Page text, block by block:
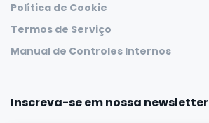
Política de Cookie
Termos de Serviço
Manual de Controles Internos
Inscreva-se em nossa newsletter